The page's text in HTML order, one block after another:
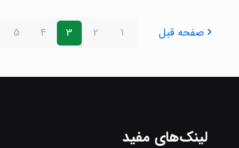
صفحه قبل 1
2
3
4
5
لینک‌های مفید